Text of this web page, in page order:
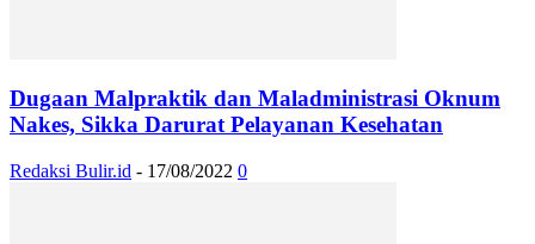
Dugaan Malpraktik dan Maladministrasi Oknum
Nakes, Sikka Darurat Pelayanan Kesehatan
Redaksi Bulir.id - 17/08/2022 0